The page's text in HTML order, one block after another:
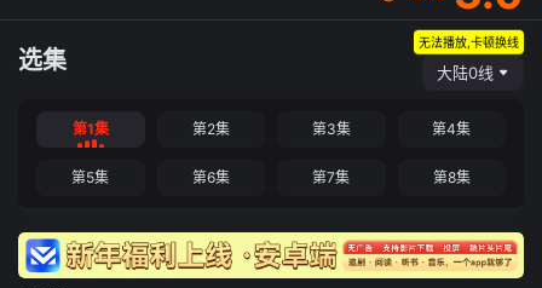
选集
无法播放,卡顿换线
大陆0线
第1集 第2集 第3集 第4集
第5集 第6集 第7集 第8集